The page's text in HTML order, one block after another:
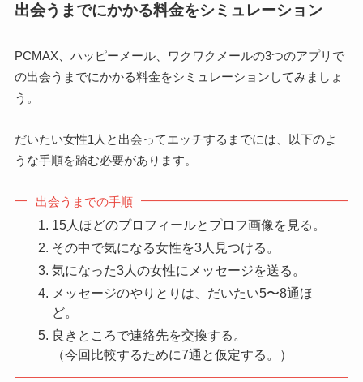
出会うまでにかかる料金をシミュレーション
PCMAX、ハッピーメール、ワクワクメールの3つのアプリで
の出会うまでにかかる料金をシミュレーションしてみましょ
う。
だいたい女性1人と出会ってエッチするまでには、以下のよ
うな手順を踏む必要があります。
出会うまでの手順
15人ほどのプロフィールとプロフ画像を見る。
その中で気になる女性を3人見つける。
気になった3人の女性にメッセージを送る。
メッセージのやりとりは、だいたい5〜8通ほ
ど。
良きところで連絡先を交換する。
（今回比較するために7通と仮定する。）